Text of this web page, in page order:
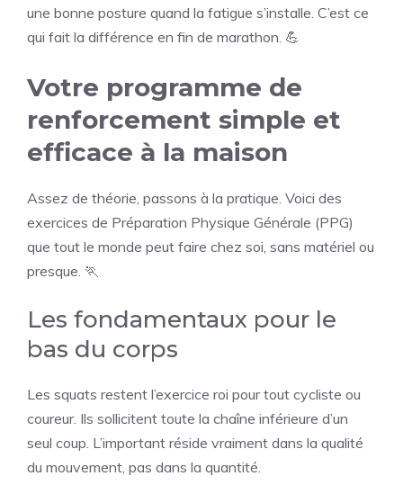
une bonne posture quand la fatigue s’installe. C’est ce
qui fait la différence en fin de marathon. 💪
Votre programme de
renforcement simple et
efficace à la maison
Assez de théorie, passons à la pratique. Voici des
exercices de Préparation Physique Générale (PPG)
que tout le monde peut faire chez soi, sans matériel ou
presque. 🏃
Les fondamentaux pour le
bas du corps
Les squats restent l’exercice roi pour tout cycliste ou
coureur. Ils sollicitent toute la chaîne inférieure d’un
seul coup. L’important réside vraiment dans la qualité
du mouvement, pas dans la quantité.